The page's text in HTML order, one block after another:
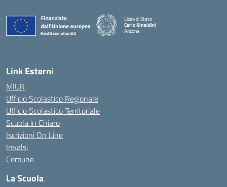
Liceo di Stato
Carlo Rinaldini
Ancona
Link Esterni
MIUR
Ufficio Scolastico Regionale
Ufficio Scolastico Territoriale
Scuola in Chiaro
Iscrizioni On Line
Invalsi
Comune
La Scuola